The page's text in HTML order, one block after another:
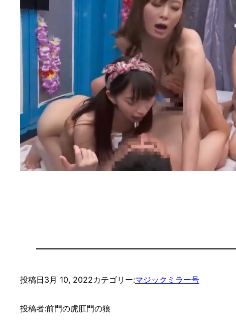
投稿日3月 10, 2022カテゴリー:マジックミラー号
投稿者:前門の虎肛門の狼